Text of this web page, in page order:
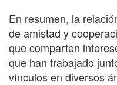
En resumen, la
de amistad y
que comparten
que han trabajado
vínculos en diversos